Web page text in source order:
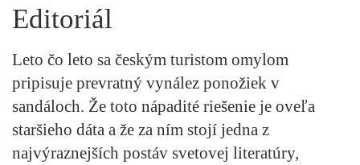
Editoriál
Leto čo leto sa českým turistom omylom
pripisuje prevratný vynález ponožiek v
sandáloch. Že toto nápadité riešenie je oveľa
staršieho dáta a že za ním stojí jedna z
najvýraznejších postáv svetovej literatúry,